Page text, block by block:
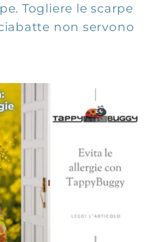
Togliere le scarpe
non servono